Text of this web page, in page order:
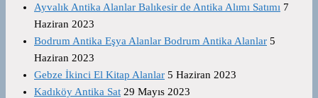
Ayvalık Antika Alanlar Balıkesir de Antika Alımı Satımı 7
Haziran 2023
Bodrum Antika Eşya Alanlar Bodrum Antika Alanlar 5
Haziran 2023
Gebze İkinci El Kitap Alanlar 5 Haziran 2023
Kadıköy Antika Sat 29 Mayıs 2023